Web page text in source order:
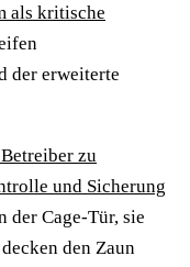
als kritische
der erweiterte
zu
und Sicherung
der Cage-Tür, sie
den Zaun